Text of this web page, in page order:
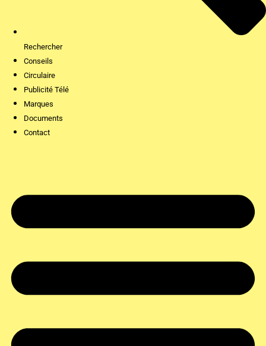
Rechercher
Conseils
Circulaire
Publicité Télé
Marques
Documents
Contact